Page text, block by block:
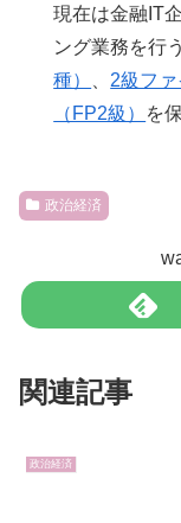
現在は金融IT
ング業務を行
種）
2級フ
（FP2級）
を
政治経済
関連記事
政治経済